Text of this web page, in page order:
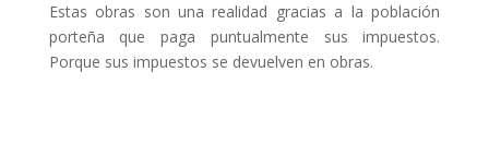
Estas obras son una realidad gracias a la población
porteña que paga puntualmente sus impuestos.
Porque sus impuestos se devuelven en obras.